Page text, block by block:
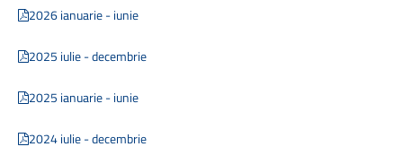
2026ianuarie- iunie
2025 iulie -decembrie
2025 ianuarie- iunie
2024 iulie- decembrie